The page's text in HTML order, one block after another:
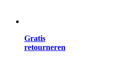
Gratis
retourneren